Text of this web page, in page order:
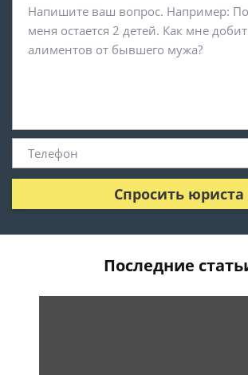
Спросить юриста
Последние